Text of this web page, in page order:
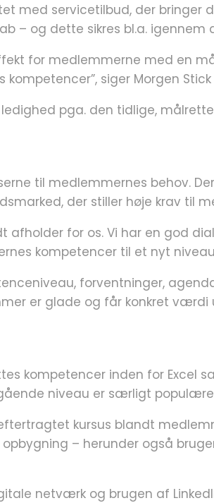
med servicetilbud, der bringer
og dette sikres bl.a. igennem
for medlemmerne med en
siger Morgen Stick
pga. den tidlige,
til medlemmernes behov.
der stiller høje krav til
afholder for os. Vi har en god
kompetencer til et nyt
forventninger,
er glade og får konkret værdi
kompetencer inden for Excel
niveau er særligt
kursus blandt
– herunder også
netværk og brugen af